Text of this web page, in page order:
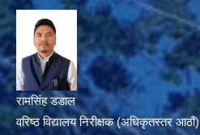
रामसिंह डडाल
वरिष्ठ विद्यालय निरीक्षक (अधिकृतस्तर आठौं)